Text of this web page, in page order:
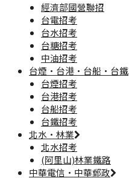
經濟部國營聯招
台電招考
台水招考
台糖招考
中油招考
台煙·台港·台船·台鐵
台煙招考
台港招考
台船招考
台鐵招考
北水·林業
北水招考
(阿里山)林業鐵路
中華電信·中華郵政